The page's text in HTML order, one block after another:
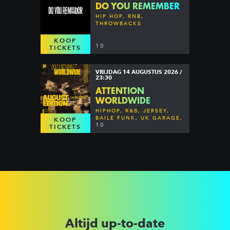
KOOP
TICKETS
DO YOU REMEMBER
HIP HOP, RNB,
THROWBACKS
10
KOOP
TICKETS
VRIJDAG 14 AUGUSTUS 2026 /
23:30
ATTENTION
WORLDWIDE
HIPHOP, R&B, JERSEY,
BAILE FUNK, UK GARAGE,
DANCEHALL & MORE
10
Altijd up-to-date